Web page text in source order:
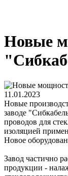
Новые
11.01.2023
Новые
заводе
проводов для
изоляцией
Новое
Завод частично
продукции -